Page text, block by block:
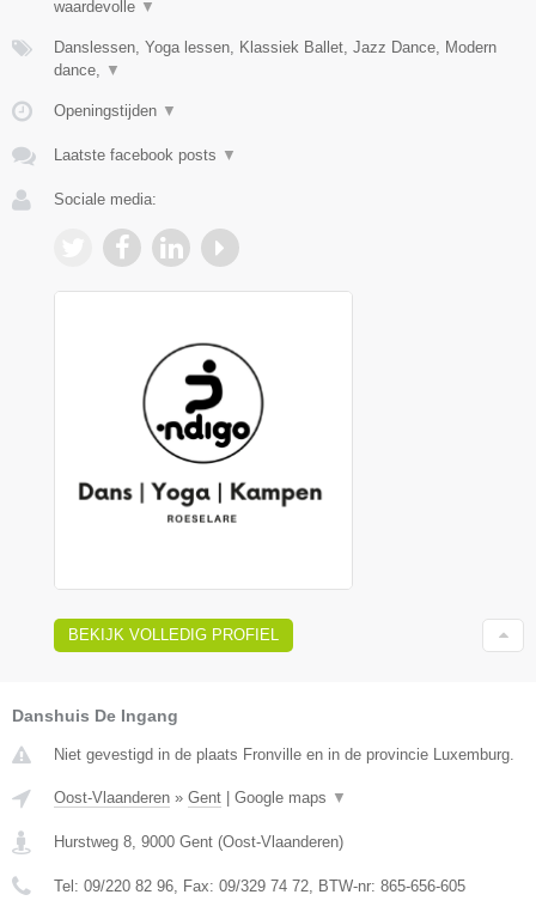
waardevolle ▼
Danslessen, Yoga lessen, Klassiek Ballet, Jazz Dance, Modern
dance,
▼
Openingstijden ▼
Laatste facebook posts ▼
Sociale media:
BEKIJK VOLLEDIG PROFIEL
Danshuis De Ingang
Niet gevestigd in de plaats Fronville en in de provincie Luxemburg.
Oost-Vlaanderen » Gent Google maps ▼
Hurstweg 8 9000 Gent (Oost-Vlaanderen)
Tel: 09/220 82 96 , Fax: 09/329 74 72 , BTW-nr: 865-656-605